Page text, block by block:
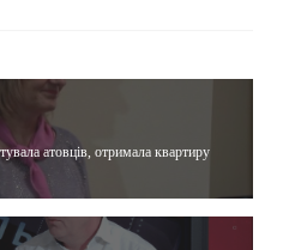
атовців, отримала квартиру